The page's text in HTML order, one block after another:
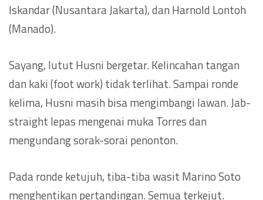
Iskandar (Nusantara Jakarta), dan Harnold Lontoh
(Manado).
Sayang, lutut Husni bergetar. Kelincahan tangan
dan kaki (foot work) tidak terlihat. Sampai ronde
kelima, Husni masih bisa mengimbangi lawan. Jab-
straight lepas mengenai muka Torres dan
mengundang sorak-sorai penonton.
Pada ronde ketujuh, tiba-tiba wasit Marino Soto
menghentikan pertandingan. Semua terkejut.